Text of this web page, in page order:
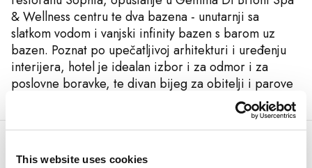
This website uses cookies
& Wellness centru te dva bazena - unutarnji sa
slatkom vodom i vanjski infinity bazen s barom uz
bazen. Poznat po upečatljivoj arhitekturi i uređenju
interijera, hotel je idealan izbor i za odmor i za
poslovne boravke, te divan bijeg za obitelji i parove
po jedinici